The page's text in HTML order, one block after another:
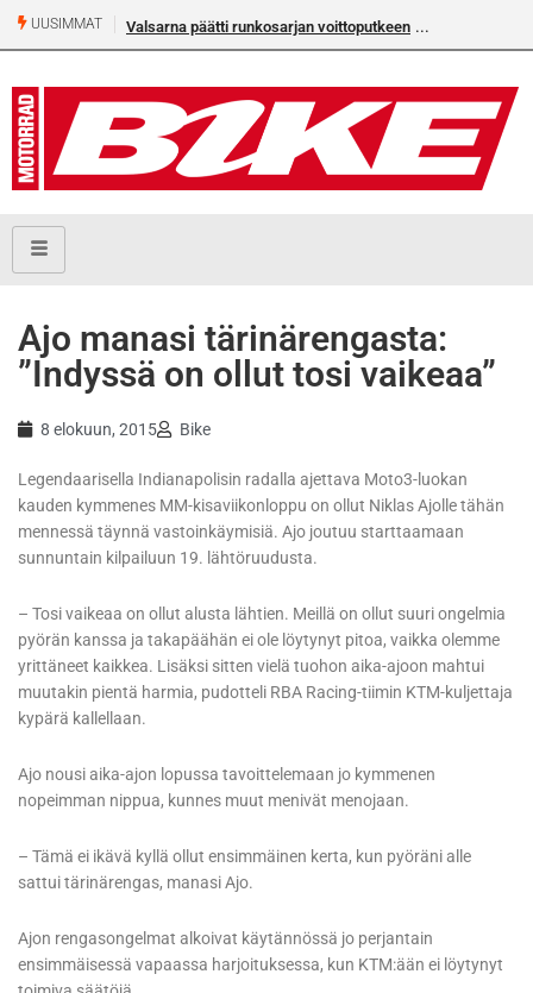
UUSIMMAT Valsarna päätti runkosarjan voittoputkeen
Ajo manasi tärinärengasta:
”Indyssä on ollut tosi vaikeaa”
8 elokuun, 2015 Bike
Legendaarisella Indianapolisin radalla ajettava Moto3-luokan
kauden kymmenes MM-kisaviikonloppu on ollut Niklas Ajolle tähän
mennessä täynnä vastoinkäymisiä. Ajo joutuu starttaamaan
sunnuntain kilpailuun 19. lähtöruudusta.
– Tosi vaikeaa on ollut alusta lähtien. Meillä on ollut suuri ongelmia
pyörän kanssa ja takapäähän ei ole löytynyt pitoa, vaikka olemme
yrittäneet kaikkea. Lisäksi sitten vielä tuohon aika-ajoon mahtui
muutakin pientä harmia, pudotteli RBA Racing-tiimin KTM-kuljettaja
kypärä kallellaan.
Ajo nousi aika-ajon lopussa tavoittelemaan jo kymmenen
nopeimman nippua, kunnes muut menivät menojaan.
– Tämä ei ikävä kyllä ollut ensimmäinen kerta, kun pyöräni alle
sattui tärinärengas, manasi Ajo.
Ajon rengasongelmat alkoivat käytännössä jo perjantain
ensimmäisessä vapaassa harjoituksessa, kun KTM:ään ei löytynyt